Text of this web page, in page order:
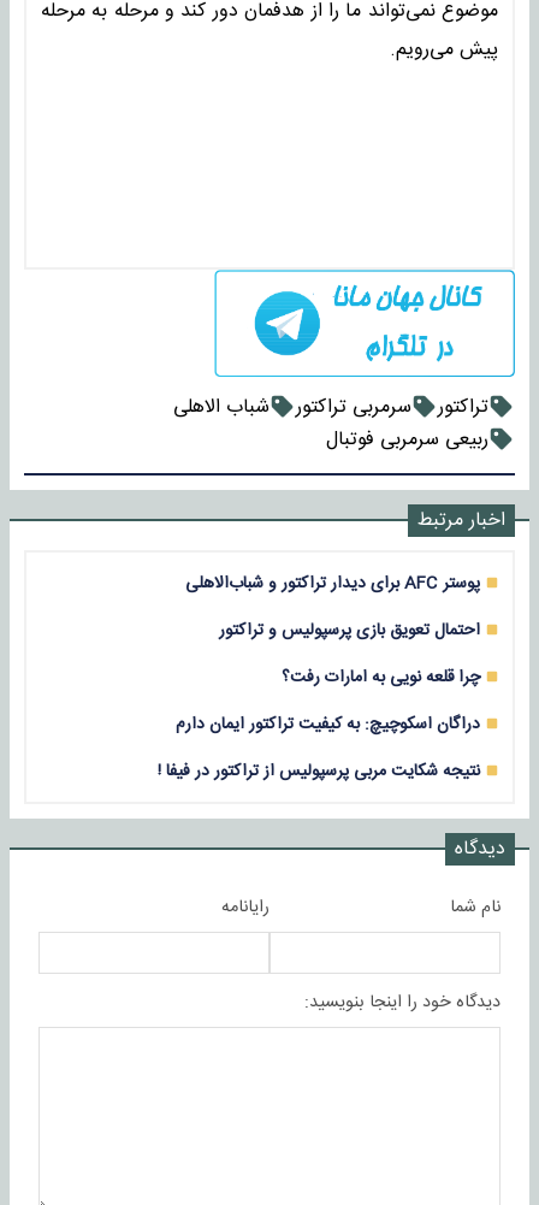
موضوع نمی‌تواند ما را از هدفمان دور کند و مرحله به مرحله
پیش می‌رویم.
تراکتور سرمربی تراکتور
شباب الاهلی
ربیعی سرمربی فوتبال
اخبار مرتبط
پوستر AFC برای دیدار تراکتور و شباب‌الاهلی
احتمال تعویق بازی پرسپولیس و تراکتور
چرا قلعه نویی به امارات رفت؟
دراگان اسکوچیچ: به کیفیت تراکتور ایمان دارم
نتیجه شکایت مربی پرسپولیس از تراکتور در فیفا !
دیدگاه
نام شما رایانامه
دیدگاه خود را اینجا بنویسید: